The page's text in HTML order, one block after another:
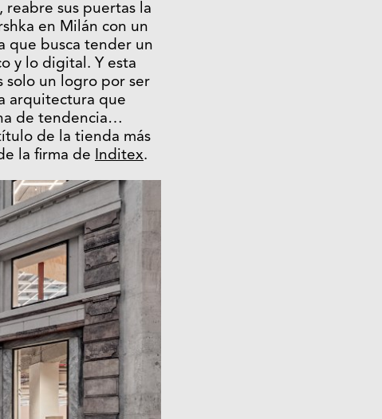
reabre sus puertas la
en Milán con un
que busca tender un
y lo digital. Y esta
solo un logro por ser
arquitectura que
de tendencia…
de la tienda más
la firma de
Inditex.